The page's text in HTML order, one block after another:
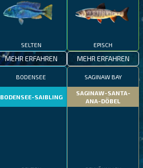
SELTEN
MEHR ERFAHREN
EPISCH
MEHR ERFAHREN
BODENSEE
BODENSEE-SAIBLING
SAGINAW BAY
SAGINAW-SANTA-
ANA-DÖBEL